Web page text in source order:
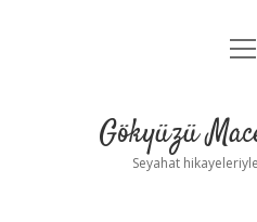
Yasal
Gökyüzü
Seyahat